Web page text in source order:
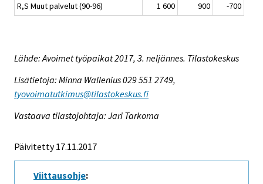
R,S Muut palvelut (90-96)
1 600 900 -700
Lähde: Avoimet työpaikat 2017, 3. neljännes. Tilastokeskus
Lisätietoja: Minna Wallenius 029 551 2749,
tyovoimatutkimus@tilastokeskus.fi
Vastaava tilastojohtaja: Jari Tarkoma
Päivitetty 17.11.2017
Viittausohje: